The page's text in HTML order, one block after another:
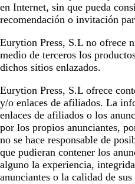
en Internet, sin que pueda
recomendación o invitación
Eurytion Press, S.L no ofrece
medio de terceros los
dichos sitios enlazados.
Eurytion Press, S.L ofrece
y/o enlaces de afiliados. La
enlaces de afiliados o los
por los propios anunciantes,
no se hace responsable de
que pudieran contener los
alguno la experiencia,
anunciantes o la calidad de